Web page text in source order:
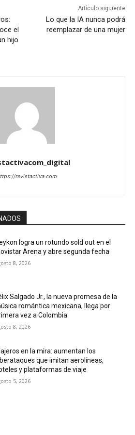
el
hijo
Artículo siguiente
Lo que la IA nunca podrá
reemplazar de una mujer
revistactiva.com
logra un rotundo sold out en el
Arena y abre segunda fecha
8, 2026
Salgado Jr., la nueva promesa de la
romántica mexicana, llega por
vez a Colombia
8, 2026
en la mira: aumentan los
que imitan aerolíneas,
y plataformas de viaje
5, 2026